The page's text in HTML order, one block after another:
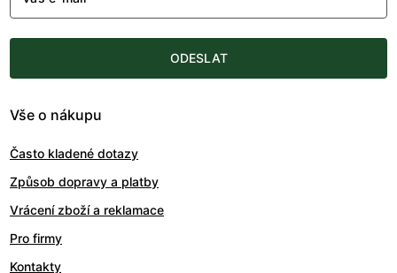
ODESLAT
Vše o nákupu
Často kladené dotazy
Způsob dopravy a platby
Vrácení zboží a reklamace
Pro firmy
Kontakty